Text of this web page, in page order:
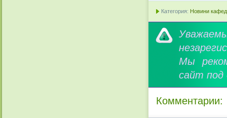
Категория: Новини
Мы
сайт под
Комментарии: